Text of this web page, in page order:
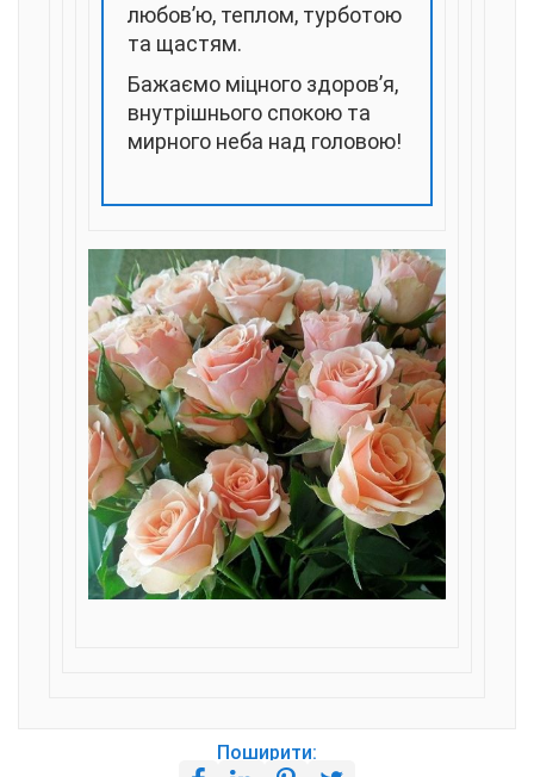
любов’ю, теплом, турботою
та щастям.
Бажаємо міцного здоров’я,
внутрішнього спокою та
мирного неба над головою!
Поширити: